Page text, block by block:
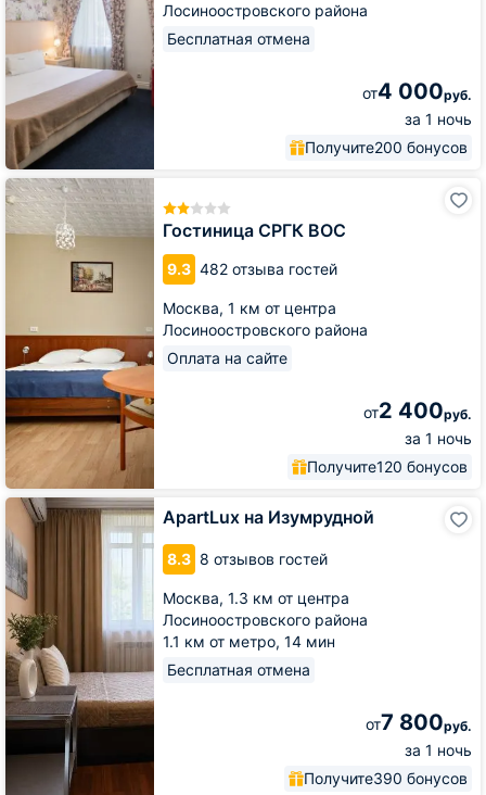
Лосиноостровского района
Бесплатная отмена
от4 000руб.
за 1 ночь
Получите200 бонусов
Гостиница СРГК ВОС
9.3 482 отзыва гостей
Москва, 1 км от центра
Лосиноостровского района
Оплата на сайте
от2 400руб.
за 1 ночь
Получите120 бонусов
Гостиница
СРГК
ВОС
ApartLux на Изумрудной
8.3 8 отзывов гостей
Москва, 1.3 км от центра
Лосиноостровского района
1.1 км от метро, 14 мин
Бесплатная отмена
от7 800руб.
за 1 ночь
Получите390 бонусов
ApartLux
Изумрудной